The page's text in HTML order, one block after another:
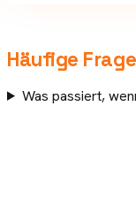
Häufige
Was passiert,